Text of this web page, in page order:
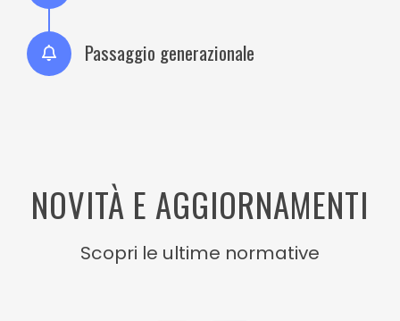
Passaggio generazionale
NOVITÀ E AGGIORNAMENTI
Scopri le ultime normative